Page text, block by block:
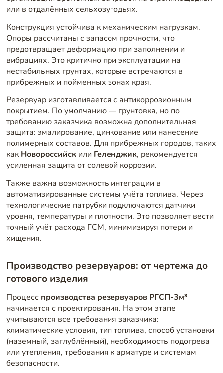
или в отдалённых сельхозугодьях.
Конструкция устойчива к механическим нагрузкам.
Опоры рассчитаны с запасом прочности, что
предотвращает деформацию при заполнении и
вибрациях. Это критично при эксплуатации на
нестабильных грунтах, которые встречаются в
прибрежных и пойменных зонах края.
Резервуар изготавливается с антикоррозионным
покрытием. По умолчанию — грунтовка, но по
требованию заказчика возможна дополнительная
защита: эмалирование, цинкование или нанесение
полимерных составов. Для прибрежных городов, таких
как Новороссийскили Геленджик, рекомендуется
усиленная защита от солевой коррозии.
Также важна возможность интеграции в
автоматизированные системы учёта топлива. Через
технологические патрубки подключаются датчики
уровня, температуры и плотности. Это позволяет вести
точный учёт расхода ГСМ, минимизируя потери и
хищения.
Производство резервуаров: от чертежа до
готового изделия
Процесс производства резервуаров РГСП-3м³
начинается с проектирования. На этом этапе
учитываются все требования заказчика:
климатические условия, тип топлива, способ установки
(наземный, заглублённый), необходимость подогрева
или утепления, требования к арматуре и системам
безопасности.